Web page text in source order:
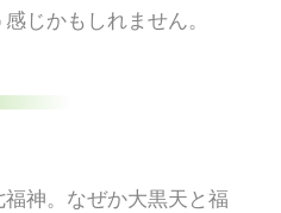
じかもしれません。
神。なぜか大黒天と福